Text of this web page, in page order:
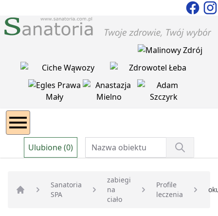
Ulubione (0)
Strona główna
Sanatoria
SPA
zabiegi
na
ciało
Profile
leczenia